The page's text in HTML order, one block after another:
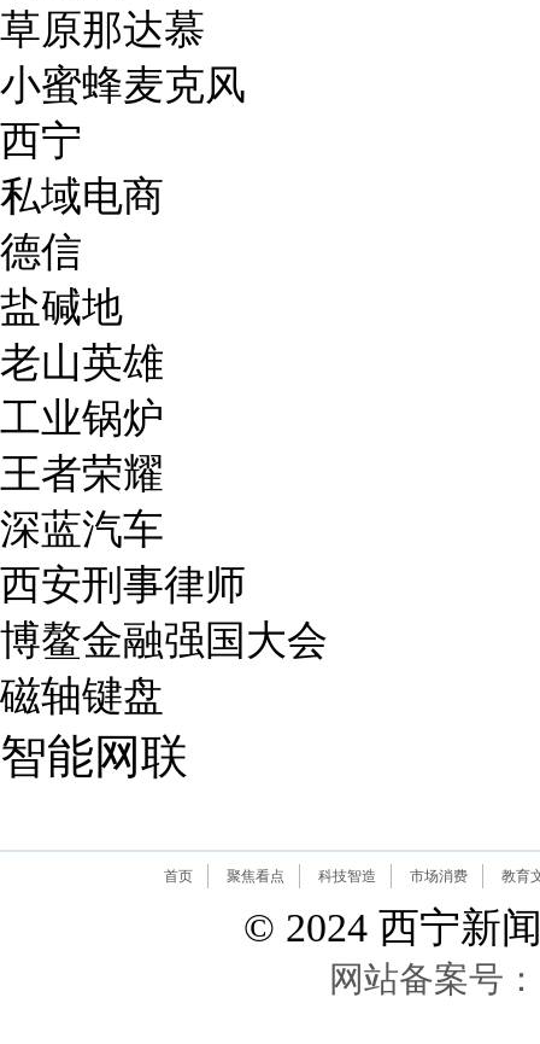
草原那达慕
小蜜蜂麦克风
西宁
私域电商
德信
盐碱地
老山英雄
工业锅炉
王者荣耀
深蓝汽车
西安刑事律师
博鳌金融强国大会
磁轴键盘
智能网联
首页 聚焦看点 科技智造 市场消费 教育
© 2024 西宁新
网站备案号：